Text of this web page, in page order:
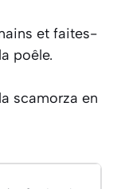
et faites-
poêle.
scamorza en